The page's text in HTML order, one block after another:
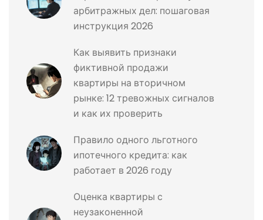
арбитражных дел: пошаговая
инструкция 2026
Как выявить признаки
фиктивной продажи
квартиры на вторичном
рынке: 12 тревожных сигналов
и как их проверить
Правило одного льготного
ипотечного кредита: как
работает в 2026 году
Оценка квартиры с
неузаконенной